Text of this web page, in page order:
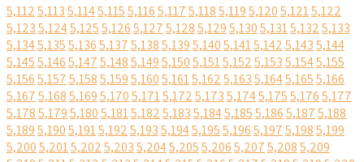
5,1125,1135,1145,1155,1165,1175,1185,1195,1205,1215,122
5,1235,1245,1255,1265,1275,1285,1295,1305,1315,1325,133
5,1345,1355,1365,1375,1385,1395,1405,1415,1425,1435,144
5,1455,1465,1475,1485,1495,1505,1515,1525,1535,1545,155
5,1565,1575,1585,1595,1605,1615,1625,1635,1645,1655,166
5,1675,1685,1695,1705,1715,1725,1735,1745,1755,1765,177
5,1785,1795,1805,1815,1825,1835,1845,1855,1865,1875,188
5,1895,1905,1915,1925,1935,1945,1955,1965,1975,1985,199
5,2005,2015,2025,2035,2045,2055,2065,2075,2085,209